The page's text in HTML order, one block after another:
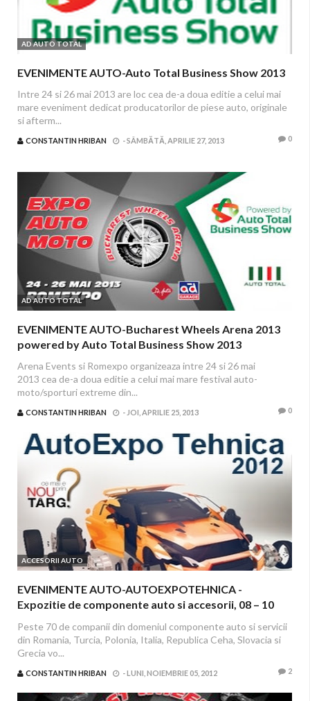
AD AUTO TOTAL
EVENIMENTE AUTO-Auto Total Business Show 2013
Intre 24 si 26 mai 2013 are loc cea de-a doua editie a celui mai
mare eveniment dedicat producatorilor de piese auto, originale
si afterm...
CONSTANTIN HRIBAN -SÂMBĂTĂ, APRILIE 27, 2013 0
AD AUTO TOTAL
EVENIMENTE AUTO-Bucharest Wheels Arena 2013
powered by Auto Total Business Show 2013
Arena Events si Romexpo organizeaza intre 24 si 26 mai
2013 cea de-a doua editie a celui mai mare festival auto-
moto/sporturi extreme din...
CONSTANTIN HRIBAN - JOI, APRILIE 25, 2013 0
ACCESORII AUTO
EVENIMENTE AUTO-AUTOEXPOTEHNICA -
Expozitie de componente auto si accesorii, 08 – 10
Peste 70 de companii din domeniul componente auto si servicii
din Romania, Turcia, Polonia, Italia, Republica Ceha, Slovacia si
Grecia vo...
CONSTANTIN HRIBAN -LUNI, NOIEMBRIE 05, 2012 2